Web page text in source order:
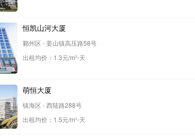
恒凯山河大厦
鄞州区 - 姜山镇高压路58号
出租均价： 1.3元/m²⋅天
萌恒大厦
镇海区 - 西陆路288号
出租均价： 1.5元/m²⋅天